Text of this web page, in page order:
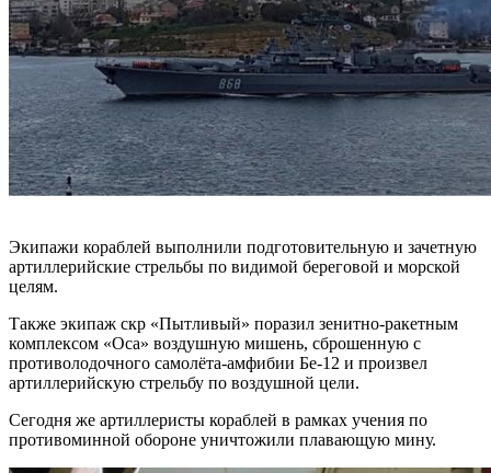
Экипажи кораблей выполнили подготовительную и зачетную
артиллерийские стрельбы по видимой береговой и морской
целям.
Также экипаж скр «Пытливый» поразил зенитно-ракетным
комплексом «Оса» воздушную мишень, сброшенную с
противолодочного самолёта-амфибии Бе-12 и произвел
артиллерийскую стрельбу по воздушной цели.
Сегодня же артиллеристы кораблей в рамках учения по
противоминной обороне уничтожили плавающую мину.